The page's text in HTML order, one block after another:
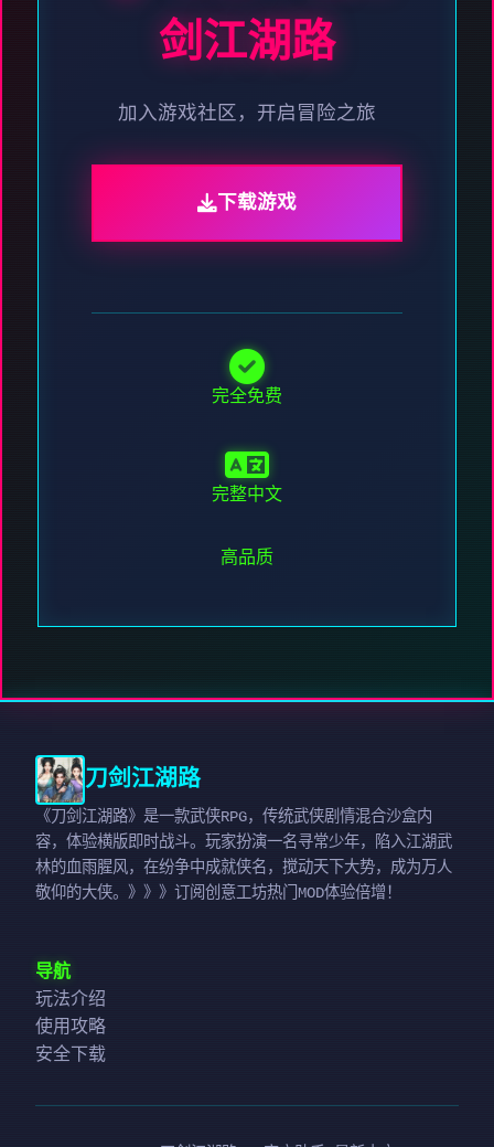
剑江湖路
加入游戏社区，开启冒险之旅
下载游戏
完全免费
完整中文
高品质
刀剑江湖路
《刀剑江湖路》是一款武侠RPG，传统武侠剧情混合沙盒内
容，体验横版即时战斗。玩家扮演一名寻常少年，陷入江湖武
林的血雨腥风，在纷争中成就侠名，搅动天下大势，成为万人
敬仰的大侠。》》》订阅创意工坊热门MOD体验倍增！
导航
玩法介绍
使用攻略
安全下载